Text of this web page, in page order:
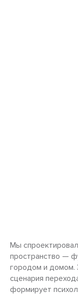
Мы
пространство —
городом и домом.
сценария
формирует